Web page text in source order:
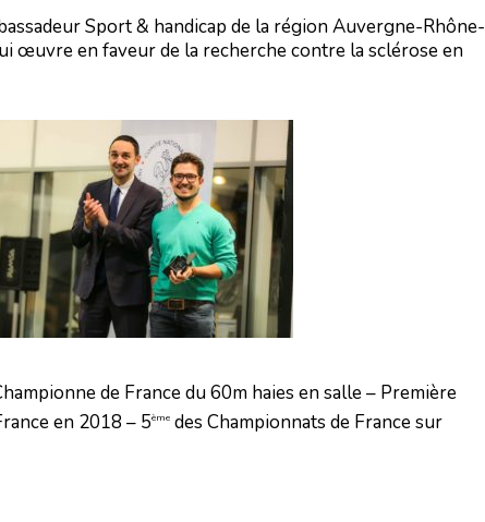
Sport & handicap de la région Auvergne-Rhône-
œuvre en faveur de la recherche contre la sclérose en
de France du 60m haies en salle – Première
en 2018 – 5ème des Championnats de France sur